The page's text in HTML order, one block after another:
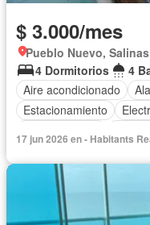
$ 3.000/mes
Pueblo Nuevo, Salinas
4 Dormitorios
4
Aire acondicionado
Estacionamiento
Cuarto de servicio
Ascensor
Seguridad
Parrilla
17 jun 2026 en - Habitants